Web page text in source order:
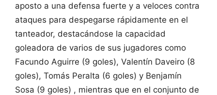
aposto a una defensa fuerte y a veloces contra
ataques para despegarse rápidamente en el
tanteador, destacándose la capacidad
goleadora de varios de sus jugadores como
Facundo Aguirre (9 goles), Valentín Daveiro (8
goles), Tomás Peralta (6 goles) y Benjamín
Sosa (9 goles) , mientras que en el conjunto de